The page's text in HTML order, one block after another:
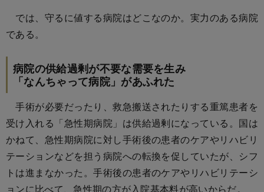
では、守るに値する病院はどこなのか。実力のある病院
である。
病院の供給過剰が不要な需要を生み
「なんちゃって病院」があふれた
手術が必要だったり、救急搬送されたりする重篤患者を
受け入れる「急性期病院」は供給過剰になっている。国は
かねて、急性期病院に対し手術後の患者のケアやリハビリ
テーションなどを担う病院への転換を促していたが、シフ
トは進まなかった。手術後の患者のケアやリハビリテーシ
ョンに比べて、急性期の方が入院基本料が高いからだ。